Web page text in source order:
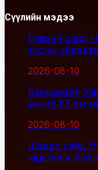
Сүүлийн мэдээ
Ерөнхий сайд
тосны
2026-08-10
Багахангай-
эхний 87 км-
2026-08-10
Шадар сайд
чөдөр болж буй